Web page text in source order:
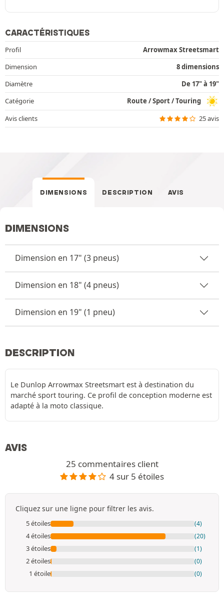
CARACTÉRISTIQUES
Profil
Arrowmax Streetsmart
Dimension
8 dimensions
Diamètre
De 17" à 19"
Catégorie
Route / Sport / Touring
Avis clients
25 avis
DIMENSIONS DESCRIPTION AVIS
DIMENSIONS
Dimension en 17" (3 pneus)
Dimension en 18" (4 pneus)
Dimension en 19" (1 pneu)
DESCRIPTION
Le Dunlop Arrowmax Streetsmart est à destination du
marché sport touring. Ce profil de conception moderne est
adapté à la moto classique.
AVIS
25 commentaires client
4 sur 5 étoiles
Cliquez sur une ligne pour filtrer les avis.
5 étoiles (4)
4 étoiles (20)
3 étoiles (1)
2 étoiles (0)
1 étoile (0)